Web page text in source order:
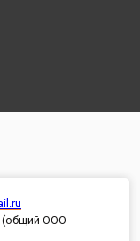
(общий ООО